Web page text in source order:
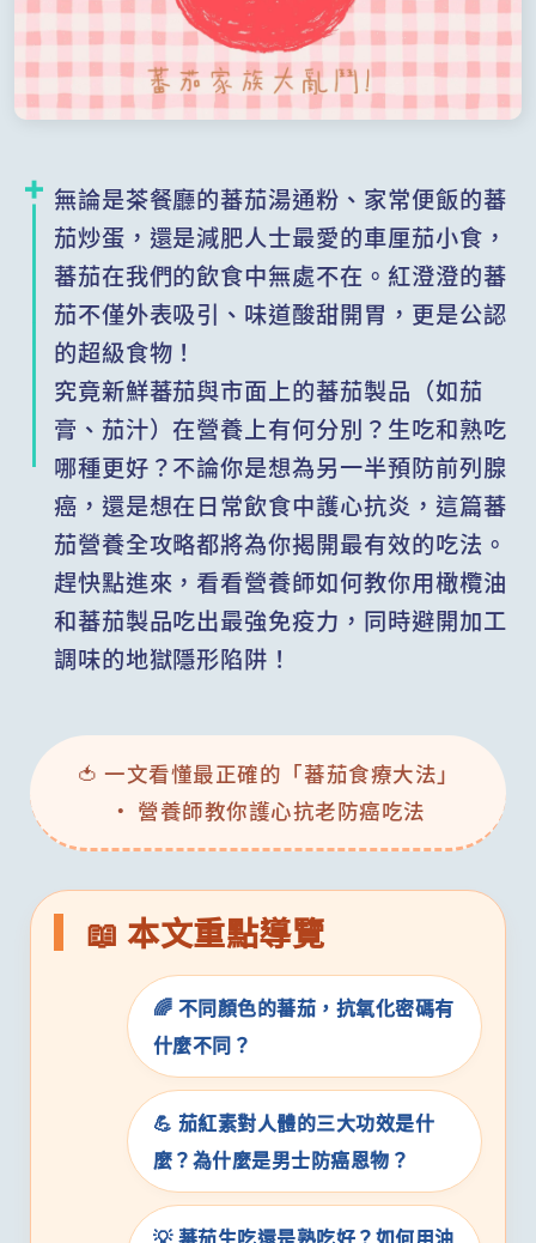
無論是茶餐廳的蕃茄湯通粉、家常便飯的蕃
茄炒蛋，還是減肥人士最愛的車厘茄小食，
蕃茄在我們的飲食中無處不在。紅澄澄的蕃
茄不僅外表吸引、味道酸甜開胃，更是公認
的超級食物！
究竟新鮮蕃茄與市面上的蕃茄製品（如茄
膏、茄汁）在營養上有何分別？生吃和熟吃
哪種更好？不論你是想為另一半預防前列腺
癌，還是想在日常飲食中護心抗炎，這篇蕃
茄營養全攻略都將為你揭開最有效的吃法。
趕快點進來，看看營養師如何教你用橄欖油
和蕃茄製品吃出最強免疫力，同時避開加工
調味的地獄隱形陷阱！
🍅 一文看懂最正確的「蕃茄食療大法」
· 營養師教你護心抗老防癌吃法
📖 本文重點導覽
🌈 不同顏色的蕃茄，抗氧化密碼有
什麼不同？
💪 茄紅素對人體的三大功效是什
麼？為什麼是男士防癌恩物？
💡 蕃茄生吃還是熟吃好？如何用油